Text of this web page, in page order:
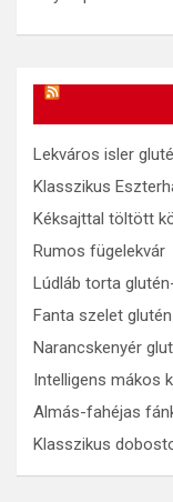
Lekváros isler
Klasszikus
Kéksajttal töltött
Rumos fügelekvár
Lúdláb torta
Fanta szelet
Narancskenyér
Intelligens mákos
Almás-fahéjas
Klasszikus